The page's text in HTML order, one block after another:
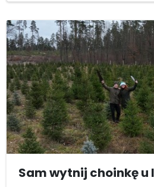
Sam wytnij choinkę u